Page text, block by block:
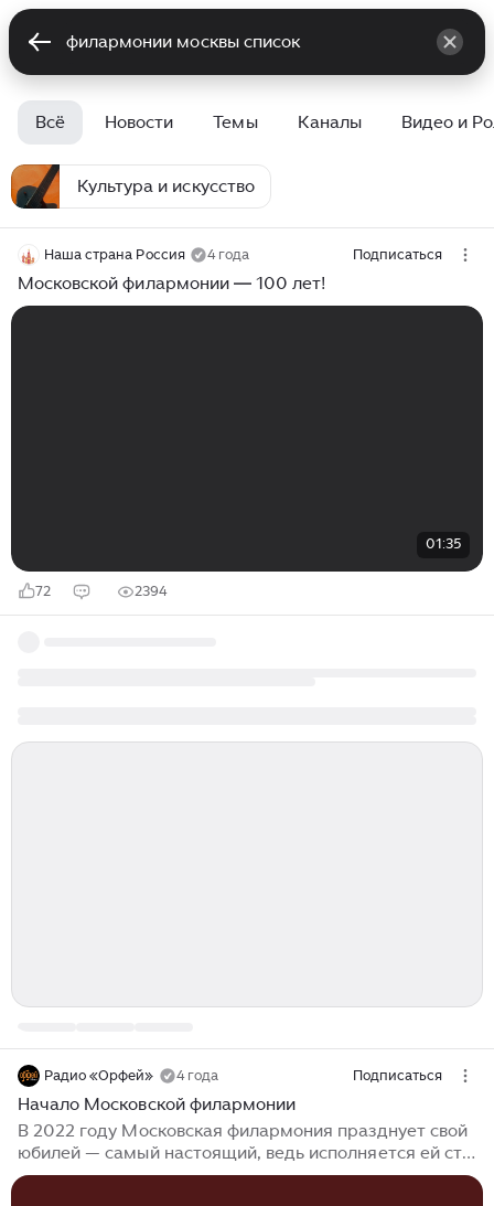
Всё Новости Темы Каналы Видео и
Культура и искусство
Наша страна Россия 4 года Подписаться
Московской филармонии ― 100 лет!
01:35
72 2394
Радио «Орфей» 4 года Подписаться
Начало Московской филармонии
В 2022 году Московская филармония празднует свой
юбилей — самый настоящий, ведь исполняется ей сто
лет, а, если верить уважаемому Владимиру